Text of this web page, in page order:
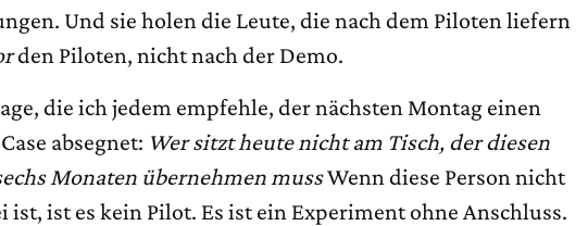
Und sie holen die Leute, die nach dem Piloten liefern
den Piloten, nicht nach der Demo.
die ich jedem empfehle, der nächsten Montag einen
absegnet: Wer sitzt heute nicht am Tisch, der diesen
Monaten übernehmen mussWenn diese Person nicht
ist, ist es kein Pilot. Es ist ein Experiment ohne Anschluss.